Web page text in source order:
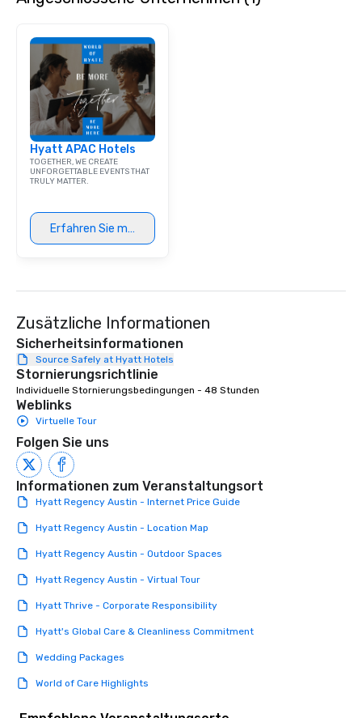
Hyatt APAC Hotels
TOGETHER, WE CREATE
UNFORGETTABLE EVENTS THAT
TRULY MATTER.
Erfahren Sie mehr
Zusätzliche Informationen
Sicherheitsinformationen
Source Safely at Hyatt Hotels
Stornierungsrichtlinie
Individuelle Stornierungsbedingungen - 48 Stunden
Weblinks
Virtuelle Tour
Folgen Sie uns
Informationen zum Veranstaltungsort
Hyatt Regency Austin - Internet Price Guide
Hyatt Regency Austin - Location Map
Hyatt Regency Austin - Outdoor Spaces
Hyatt Regency Austin - Virtual Tour
Hyatt Thrive - Corporate Responsibility
Hyatt's Global Care & Cleanliness Commitment
Wedding Packages
World of Care Highlights